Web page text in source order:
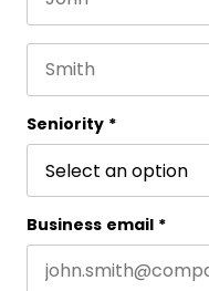
Este campo es un
Seniority *
Business email *